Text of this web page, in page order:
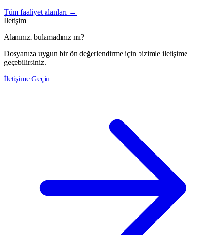
Tüm faaliyet alanları →
İletişim
Alanınızı bulamadınız mı?
Dosyanıza uygun bir ön değerlendirme için bizimle iletişime
geçebilirsiniz.
İletişime Geçin